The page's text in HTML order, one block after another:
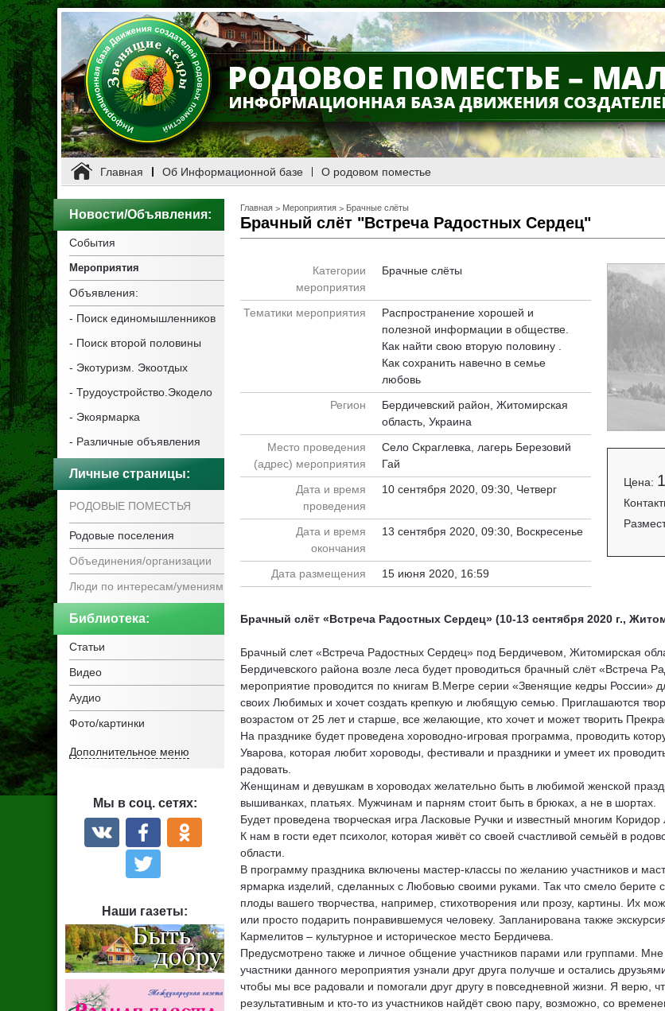
Главная Об Информационной базе О родовом поместье
Новости/Объявления:
События
Мероприятия
Объявления:
- Поиск единомышленников
- Поиск второй половины
- Экотуризм. Экоотдых
- Трудоустройство.Экодело
- Экоярмарка
- Различные объявления
Личные страницы:
РОДОВЫЕ ПОМЕСТЬЯ
Родовые поселения
Объединения/организации
Люди по интересам/умениям
Библиотека:
Статьи
Видео
Аудио
Фото/картинки
Дополнительное меню
Мы в соц. сетях:
Наши газеты:
Главная > Мероприятия > Брачные слёты
Брачный слёт "Встреча Радостных Сердец"
Цена:
Категории
мероприятия
Брачные слёты
Тематики мероприятия
Распространение хорошей и
полезной информации в обществе
Как найти свою вторую половину
Как сохранить навечно в семье
любовь
Регион
Бердичевский район, Житомирская
область, Украина
Место проведения
(адрес) мероприятия
Село Скраглевка, лагерь Березовий
Гай
Дата и время
проведения
10 сентября 2020, 09:30 , Четверг
Дата и время
окончания
13 сентября 2020, 09:30 , Воскресенье
Дата размещения 15 июня 2020, 16:59
Брачный слёт «Встреча Радостных Сердец» (10-13 сентября 2020 г.,
Брачный слет «Встреча Радостных Сердец» под Бердичевом, Житомирская
Бердичевского района возле леса будет проводиться брачный слёт «Встреча
мероприятие проводится по книгам В.Мегре серии «Звенящие кедры России»
своих Любимых и хочет создать крепкую и любящую семью. Приглашаются
возрастом от 25 лет и старше, все желающие, кто хочет и может творить
На празднике будет проведена хороводно-игровая программа, проводить
Уварова, которая любит хороводы, фестивали и праздники и умеет их
радовать.
Женщинам и девушкам в хороводах желательно быть в любимой женской
вышиванках, платьях. Мужчинам и парням стоит быть в брюках, а не в шортах.
Будет проведена творческая игра Ласковые Ручки и известный многим Коридор
К нам в гости едет психолог, которая живёт со своей счастливой семьёй в
области.
В программу праздника включены мастер-классы по желанию участников и
ярмарка изделий, сделанных с Любовью своими руками. Так что смело берите
плоды вашего творчества, например, стихотворения или прозу, картины. Их
или просто подарить понравившемуся человеку. Запланирована также
Кармелитов – культурное и историческое место Бердичева.
Предусмотрено также и личное общение участников парами или группами.
участники данного мероприятия узнали друг друга получше и остались
чтобы мы все радовали и помогали друг другу в повседневной жизни. Я верю,
результативным и кто-то из участников найдёт свою пару, возможно, со